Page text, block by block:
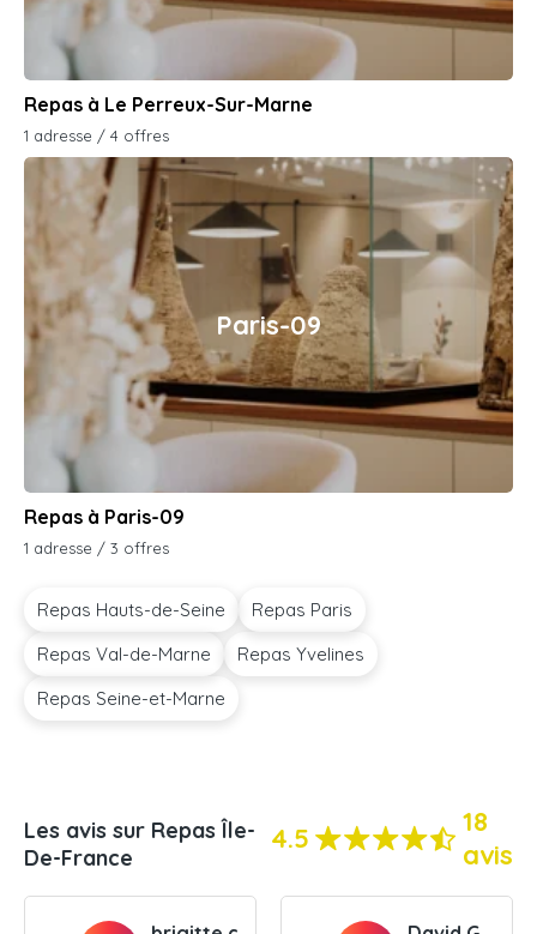
Repas à Le Perreux-Sur-Marne
1 adresse / 4 offres
Paris-09
Repas à Paris-09
1 adresse / 3 offres
Repas Hauts-de-Seine
Repas Paris
Repas Val-de-Marne
Repas Yvelines
Repas Seine-et-Marne
Les avis sur Repas Île-
De-France
4.5
18
avis